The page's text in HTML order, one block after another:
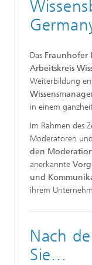
Das Fraunhofer
Arbeitskreis
Weiterbildung
in einem
Im Rahmen des
Moderatoren
den
anerkannte
und
ihrem
Nach
Sie...